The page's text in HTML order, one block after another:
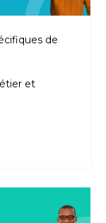
de
et